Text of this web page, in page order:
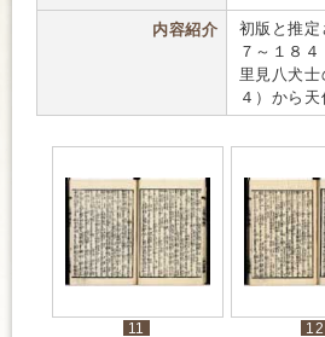
内容紹介
初版と推
７～１８
里見八犬
４）から
11 12